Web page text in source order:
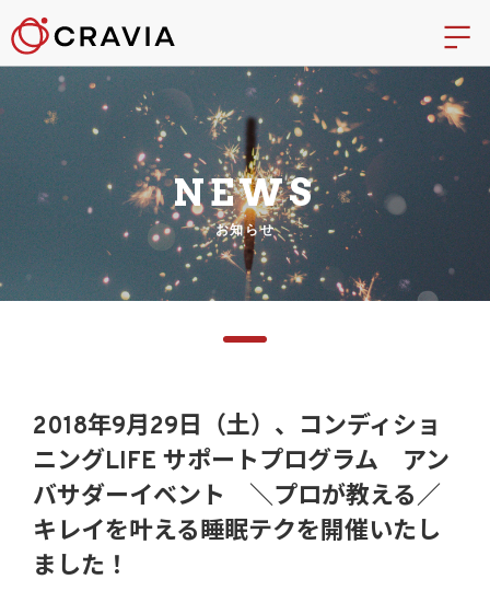
NEWS
お知らせ
2018年9月29日（土）、コンディショ
ニングLIFE サポートプログラム アン
バサダーイベント ＼プロが教える／
キレイを叶える睡眠テクを開催いたし
ました！